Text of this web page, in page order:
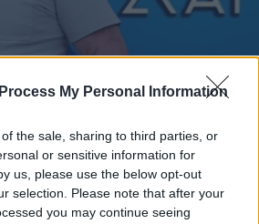
My Personal Information
the sale, sharing to third parties, or
or sensitive information for
us, please use the below opt-out
selection. Please note that after your
you may continue seeing
του ΣΚΑΪ: Το χρονικό ενός
«θανάτου» με σφραγίδα Γιάννη